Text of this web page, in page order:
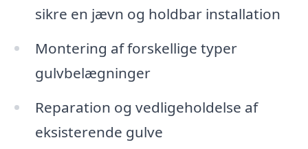
sikre en jævn og holdbar installation
Montering af forskellige typer
gulvbelægninger
Reparation og vedligeholdelse af
eksisterende gulve